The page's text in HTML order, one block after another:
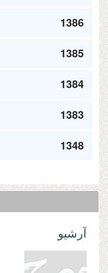
1386
1385
1384
1383
1348
آرشیو